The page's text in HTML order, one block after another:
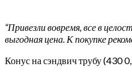
“Привезли вовремя, все в
выгодная цена. К покупке
Конус на сэндвич трубу (430